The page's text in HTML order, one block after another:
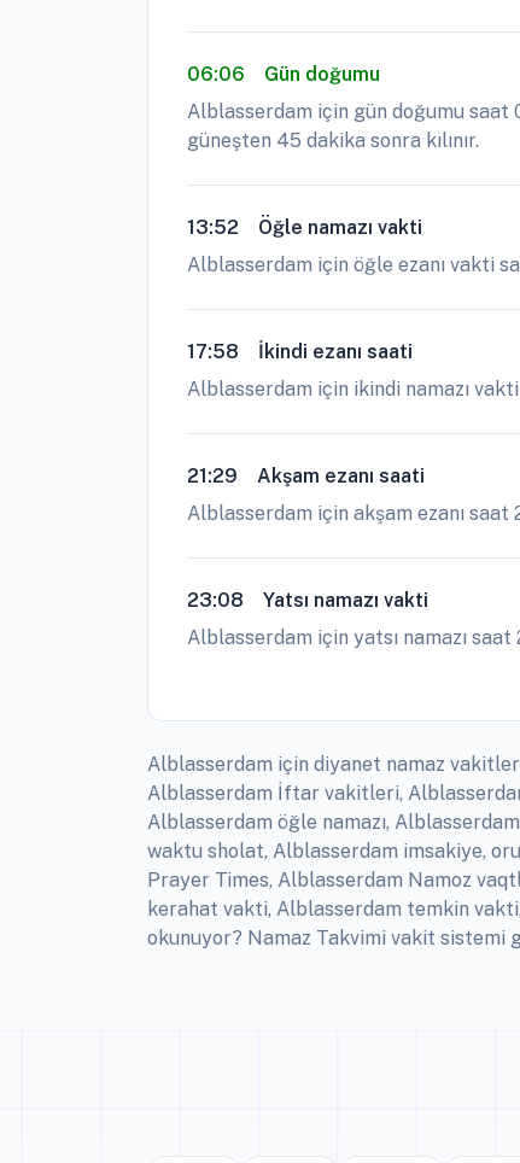
06:06
Gün doğumu
Alblasserdam için gün doğumu saat
güneşten 45 dakika sonra kılınır.
13:52
Öğle namazı vakti
Alblasserdam için öğle ezanı vakti
17:58
İkindi ezanı saati
Alblasserdam için ikindi namazı
21:29
Akşam ezanı saati
Alblasserdam için akşam ezanı saat
23:08
Yatsı namazı vakti
Alblasserdam için yatsı namazı saat
Alblasserdam için diyanet namaz
Alblasserdam İftar vakitleri,
Alblasserdam öğle namazı,
waktu sholat, Alblasserdam imsakiye,
Prayer Times, Alblasserdam Namoz
kerahat vakti, Alblasserdam temkin
okunuyor? Namaz Takvimi vakit sistemi